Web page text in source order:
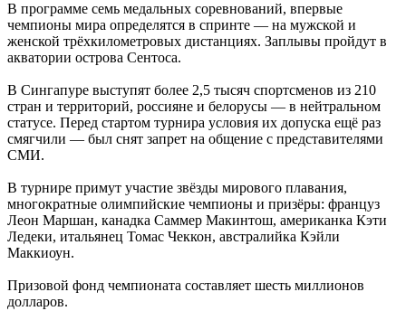
В программе семь медальных соревнований, впервые
чемпионы мира определятся в спринте — на мужской и
женской трёхкилометровых дистанциях. Заплывы пройдут в
акватории острова Сентоса.
В Сингапуре выступят более 2,5 тысяч спортсменов из 210
стран и территорий, россияне и белорусы — в нейтральном
статусе. Перед стартом турнира условия их допуска ещё раз
смягчили — был снят запрет на общение с представителями
СМИ.
В турнире примут участие звёзды мирового плавания,
многократные олимпийские чемпионы и призёры: француз
Леон Маршан, канадка Саммер Макинтош, американка Кэти
Ледеки, итальянец Томас Чеккон, австралийка Кэйли
Маккиоун.
Призовой фонд чемпионата составляет шесть миллионов
долларов.